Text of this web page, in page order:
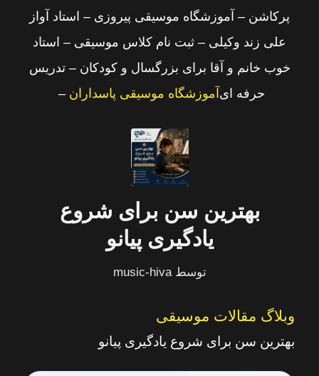
پرکاشن – آموزشگاه موسیقی پیروزی – استاد آواز
علی زند وکیلی – ثبت نام کلاس موسیقی – استاد
خوب خانم و آقا برای بزرگسال و کودکان – تدریس
حرفه ای
– آموزشگاه موسیقی پاسداران
بهترین سن برای شروع
یادگیری پیانو
توسطmusic-hiva
وبلاگ مقالات موسیقی
بهترین سن برای شروع یادگیری پیانو